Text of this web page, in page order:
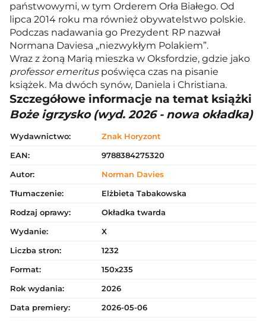
państwowymi, w tym Orderem Orła Białego. Od
lipca 2014 roku ma również obywatelstwo polskie.
Podczas nadawania go Prezydent RP nazwał
Normana Daviesa „niezwykłym Polakiem”.
Wraz z żoną Marią mieszka w Oksfordzie, gdzie jako
professor emerituspoświęca czas na pisanie
książek. Ma dwóch synów, Daniela i Christiana.
Szczegółowe informacje na temat książki
Boże igrzysko (wyd. 2026 - nowa okładka)
Wydawnictwo:
Znak Horyzont
EAN:
9788384275320
Autor:
Norman Davies
Tłumaczenie:
Elżbieta Tabakowska
Rodzaj oprawy:
Okładka twarda
Wydanie:
X
Liczba stron:
1232
Format:
150x235
Rok wydania:
2026
Data premiery:
2026-05-06